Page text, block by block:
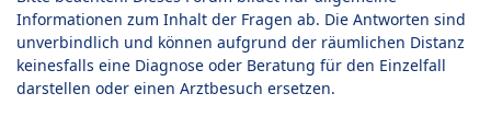
Informationen zum Inhalt der Fragen ab. Die Antworten sind
unverbindlich und können aufgrund der räumlichen Distanz
keinesfalls eine Diagnose oder Beratung für den Einzelfall
darstellen oder einen Arztbesuch ersetzen.